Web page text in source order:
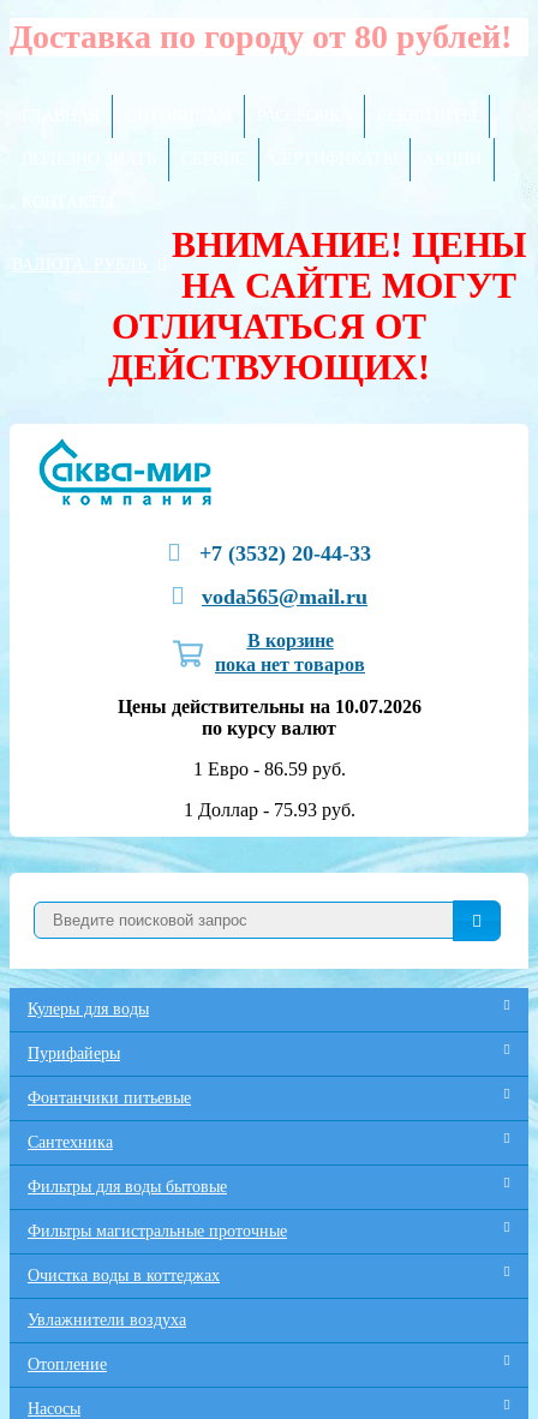
Доставка по городу от 80 рублей!
ВАЛЮТА:
ВНИМАНИЕ! ЦЕНЫ
НА САЙТЕ МОГУТ
ОТЛИЧАТЬСЯ ОТ
ДЕЙСТВУЮЩИХ!
+7 (3532) 20-44-33
voda565@mail.ru
В корзине
пока нет товаров
Цены действительны на 10.07.2026
по курсу валют
1 Евро - 86.59 руб.
1 Доллар - 75.93 руб.
Кулеры для воды
Пурифайеры
Фонтанчики питьевые
Сантехника
Фильтры для воды бытовые
Фильтры магистральные проточные
Очистка воды в коттеджах
Увлажнители воздуха
Отопление
Насосы